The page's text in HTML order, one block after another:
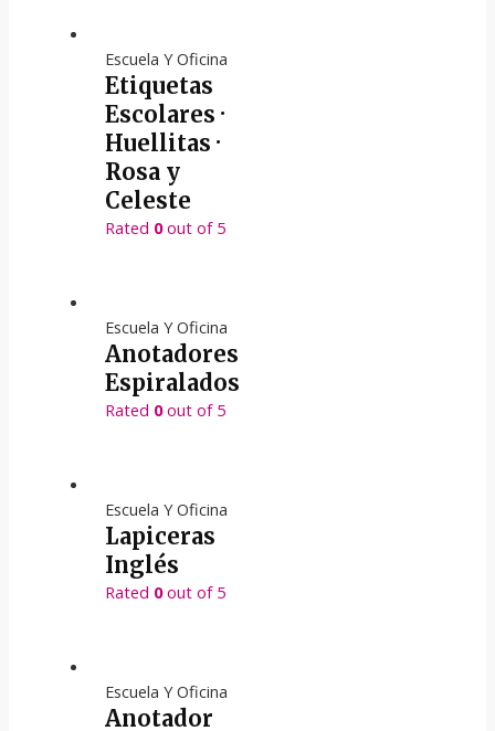
Escuela Y Oficina
Etiquetas
Escolares ·
Huellitas ·
Rosa y
Celeste
Rated 0out of 5
Escuela Y Oficina
Anotadores
Espiralados
Rated 0out of 5
Escuela Y Oficina
Lapiceras
Inglés
Rated 0out of 5
Escuela Y Oficina
Anotador